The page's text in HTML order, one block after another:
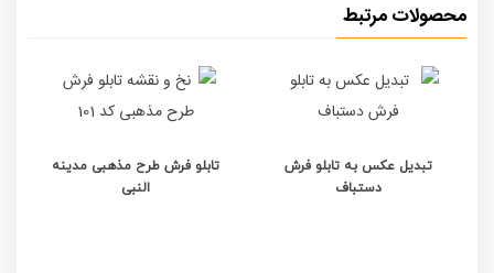
محصولات مرتبط
تبدیل عکس به تابلو فرش
دستباف
تابلو فرش طرح مذهبی مدینه
النبی